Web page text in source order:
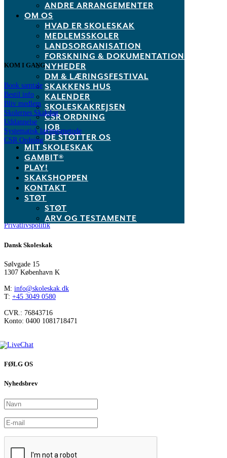
ANDRE ARRANGEMENTER
OM OS
HVAD ER SKOLESKAK
MEDLEMSSKOLER
LANDSORGANISATION
FORSKNING & DOKUMENTATION
NYHEDER
DM & LÆRINGSFESTIVAL
SKAKKENS HUS
KALENDER
SKOLESKAKREJSEN
CSR ORDNING
JOB
DE STØTTER OS
MIT SKOLESKAK
GAMBIT®
PLAY!
SKAKSHOPPEN
KONTAKT
STØT
STØT
ARV OG TESTAMENTE
Dansk Skoleskak
info@skoleskak.dk
KOM I GANG
Book samtale
Bestil info
Bliv medlem
Skolernes Skakdag
Uddannelse
Systematisk læringsmetode
CSR Ordning
Links
Skakshoppen.dk
Mit.skoleskak.dk
PLAY!
Skakskolen.dk
Privatlivspolitik
Dansk Skoleskak
Sølvgade 15
1307 København K
M: info@skoleskak.dk
T: +45 3049 0580
CVR.: 76843716
Konto: 0400 1081718471
FØLG OS
Nyhedsbrev